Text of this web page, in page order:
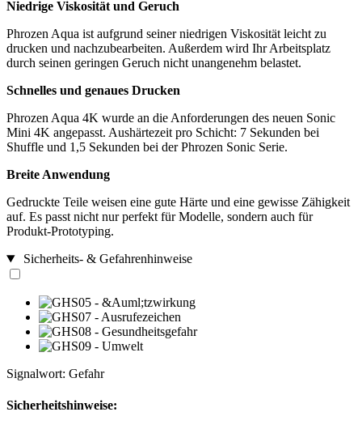
Niedrige Viskosität und Geruch
Phrozen Aqua ist aufgrund seiner niedrigen Viskosität leicht zu
drucken und nachzubearbeiten. Außerdem wird Ihr Arbeitsplatz
durch seinen geringen Geruch nicht unangenehm belastet.
Schnelles und genaues Drucken
Phrozen Aqua 4K wurde an die Anforderungen des neuen Sonic
Mini 4K angepasst. Aushärtezeit pro Schicht: 7 Sekunden bei
Shuffle und 1,5 Sekunden bei der Phrozen Sonic Serie.
Breite Anwendung
Gedruckte Teile weisen eine gute Härte und eine gewisse Zähigkeit
auf. Es passt nicht nur perfekt für Modelle, sondern auch für
Produkt-Prototyping.
Sicherheits- & Gefahrenhinweise
Signalwort: Gefahr
Sicherheitshinweise: